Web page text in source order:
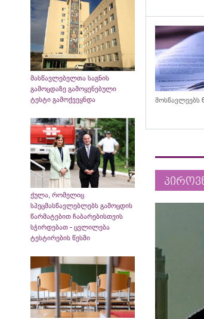
მასწავლებელთა საგნის
გამოცდაზე გამოყენებული
ტესტი გამოქვეყნდა
ქულა, რომელიც
სპეცმასწავლებლებს გამოცდის
წარმატებით ჩაბარებისთვის
სჭირდებათ - ცვლილება
ტესტირების წესში
მოსწავლეებს